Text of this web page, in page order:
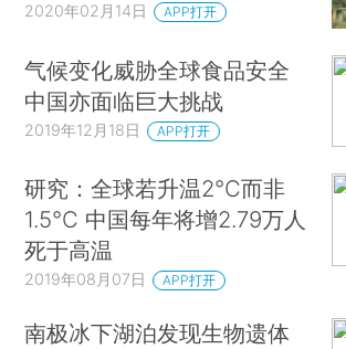
2020年02月14日 APP打开
气候变化威胁全球食品安全
中国亦面临巨大挑战
2019年12月18日 APP打开
研究：全球若升温2℃而非
1.5℃ 中国每年将增2.79万人
死于高温
2019年08月07日 APP打开
南极冰下湖泊发现生物遗体